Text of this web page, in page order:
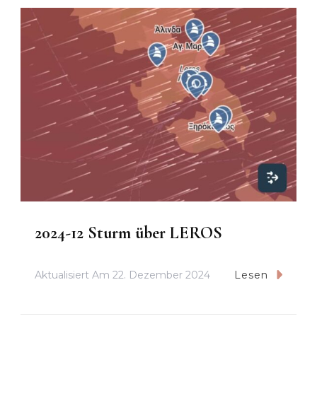
2024-12 Sturm über LEROS
Aktualisiert Am 22. Dezember 2024 Lesen